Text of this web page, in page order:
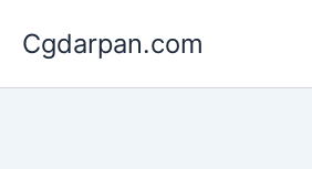
content
Cgdarpan.com